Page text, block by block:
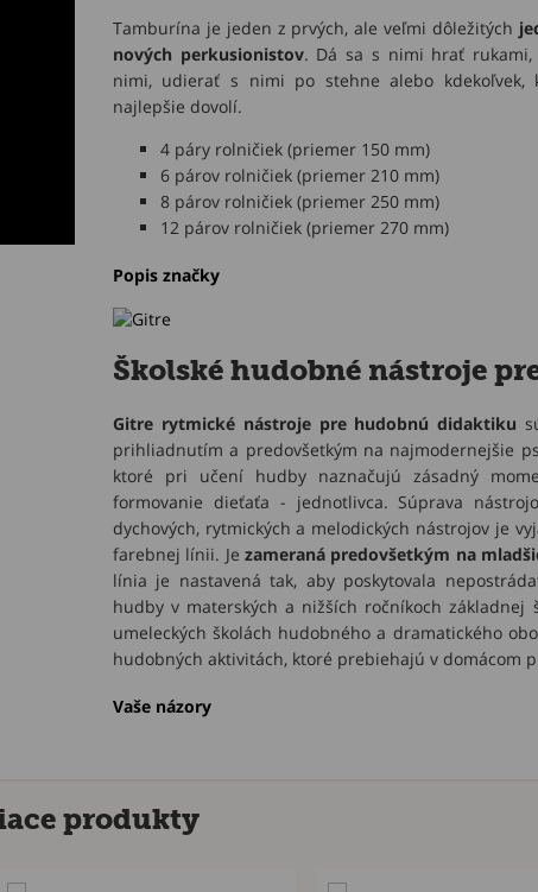
Tamburína je jeden z prvých, ale veľmi dôležitých
nových perkusionistov. Dá sa s nimi hrať
nimi, udierať s nimi po stehne alebo kdekoľvek,
najlepšie dovolí.
4 páry rolničiek (priemer 150 mm)
6 párov rolničiek (priemer 210 mm)
8 párov rolničiek (priemer 250 mm)
12 párov rolničiek (priemer 270 mm)
Popis značky
Školské hudobné nástroje
Gitre rytmické nástroje pre hudobnú didaktiku
prihliadnutím a predovšetkým na najmodernejšie
ktoré pri učení hudby naznačujú zásadný
formovanie dieťaťa - jednotlivca. Súprava
dychových, rytmických a melodických nástrojov je
farebnej línii. Je zameraná predovšetkým na
línia je nastavená tak, aby poskytovala
hudby v materských a nižších ročníkoch
umeleckých školách hudobného a dramatického
hudobných aktivitách, ktoré prebiehajú v domácom
Vaše názory
produkty